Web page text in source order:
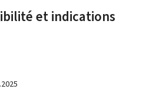
et indications